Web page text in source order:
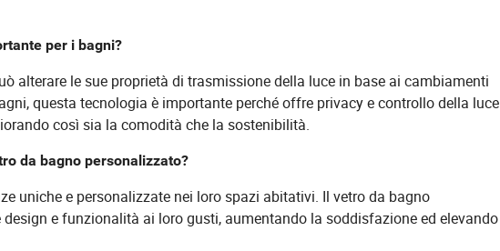
per i bagni?
alterare le sue proprietà di trasmissione della luce in base ai cambiamenti
questa tecnologia è importante perché offre privacy e controllo della luce
così sia la comodità che la sostenibilità.
da bagno personalizzato?
uniche e personalizzate nei loro spazi abitativi. Il vetro da bagno
e funzionalità ai loro gusti, aumentando la soddisfazione ed elevando